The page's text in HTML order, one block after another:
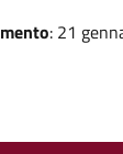
: 21